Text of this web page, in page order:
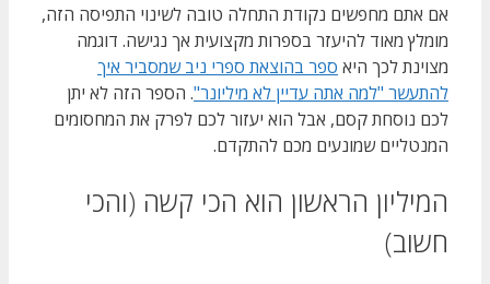
אם אתם מחפשים נקודת התחלה טובה לשינוי התפיסה הזה,
מומלץ מאוד להיעזר בספרות מקצועית אך נגישה. דוגמה
מצוינת לכך היא ספר בהוצאת ספרי ניב שמסביר איך
להתעשר "למה אתה עדיין לא מיליונר". הספר הזה לא יתן
לכם נוסחת קסם, אבל הוא יעזור לכם לפרק את המחסומים
המנטליים שמונעים מכם להתקדם.
המיליון הראשון הוא הכי קשה (והכי
חשוב)